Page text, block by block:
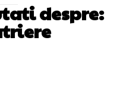
despre: